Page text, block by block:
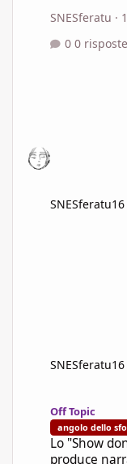
SNESferatu ·
0
SNESferatu
SNESferatu
Off Topic
angolo dello
Lo "Show
produce